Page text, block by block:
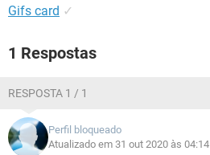
Gifs card ✓
1 Respostas
RESPOSTA 1 / 1
Perfil bloqueado
Atualizado em 31 out 2020 às 04:14